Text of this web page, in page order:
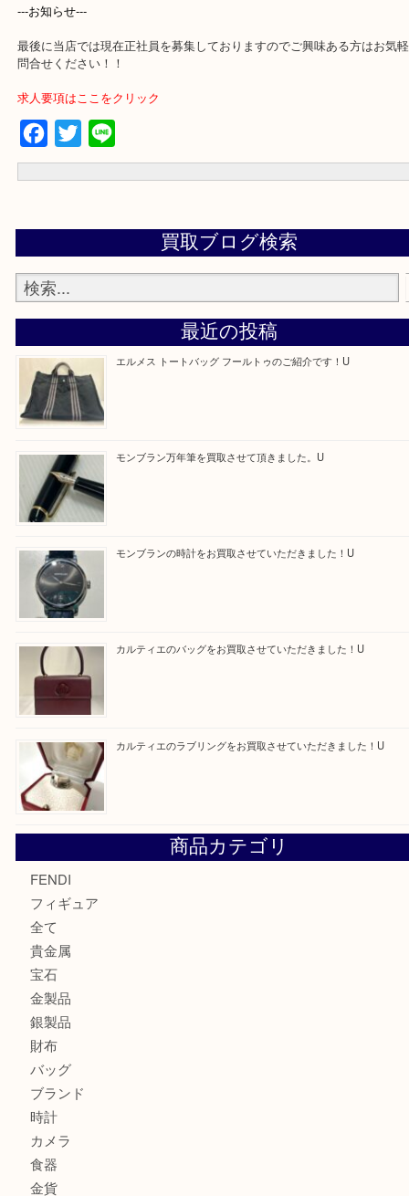
---お知らせ---
最後に当店では現在正社員を募集しておりますのでご興味ある方は
問合せください！！
Facebook
Twitter
モンブラン万年筆を買取させて頂きました。U
モンブランの時計をお買取させていただきました！U